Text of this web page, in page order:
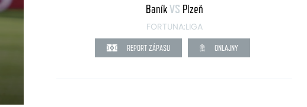
BaníkVS Plzeň
FORTUNA:LIGA
REPORT ZÁPASU ONLAJNY